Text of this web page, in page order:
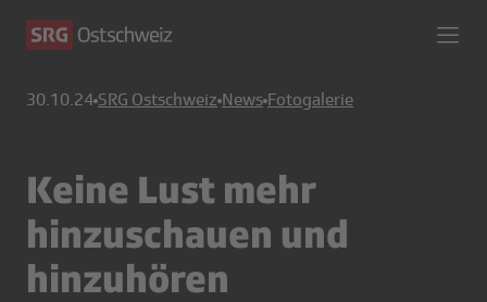
30.10.24 SRG Ostschweiz News Fotogalerie
Keine Lust mehr
hinzuschauen und
hinzuhören